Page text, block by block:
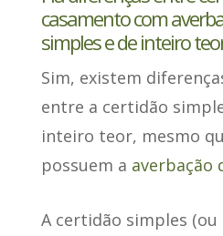
casamento com
simples e de inteiro
Sim, existem
entre a certidão
inteiro teor, mesmo
possuem a averbação
A certidão simples (ou